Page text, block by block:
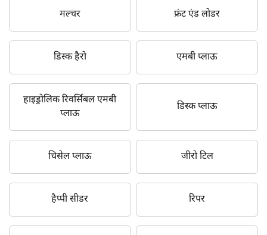
मल्चर फ्रंट एंड लोडर
डिस्क हैरो एमबी प्लाऊ
हाइड्रोलिक रिवर्सिबल एमबी
प्लाऊ
डिस्क प्लाऊ
चिसेल प्लाऊ जीरो टिल
हैप्पी सीडर रिपर